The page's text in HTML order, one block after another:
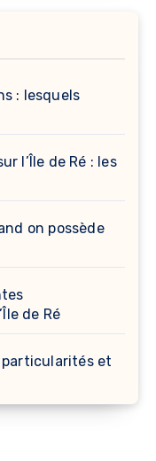
: lesquels
l’Île de Ré : les
on possède
de Ré
particularités et